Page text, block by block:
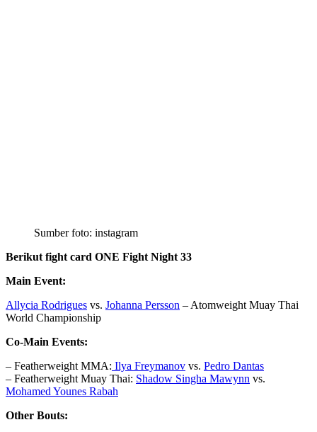
Sumber foto: instagram
Berikut fight card ONE Fight Night 33
Main Event:
Allycia Rodrigues vs. Johanna Persson – Atomweight Muay Thai
World Championship
Co-Main Events:
– Featherweight MMA: Ilya Freymanov vs. Pedro Dantas
– Featherweight Muay Thai: Shadow Singha Mawynn vs.
Mohamed Younes Rabah
Other Bouts: